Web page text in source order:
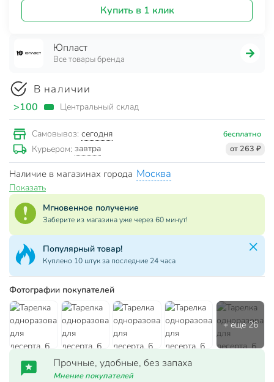
Купить в 1 клик
Юпласт
Все товары бренда
В наличии
>100 Центральный склад
Самовывоз: сегодня бесплатно
Курьером: завтра от 263 ₽
Наличие в магазинах города Москва
Показать
Мгновенное получение
Заберите из магазина уже через 60 минут!
Популярный товар!
Куплено 10 штук за последние 24 часа
Фотографии покупателей
Прочные, удобные, без запаха
Мнение покупателей